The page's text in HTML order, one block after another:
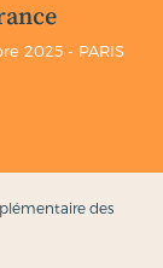
2025 - PARIS
des